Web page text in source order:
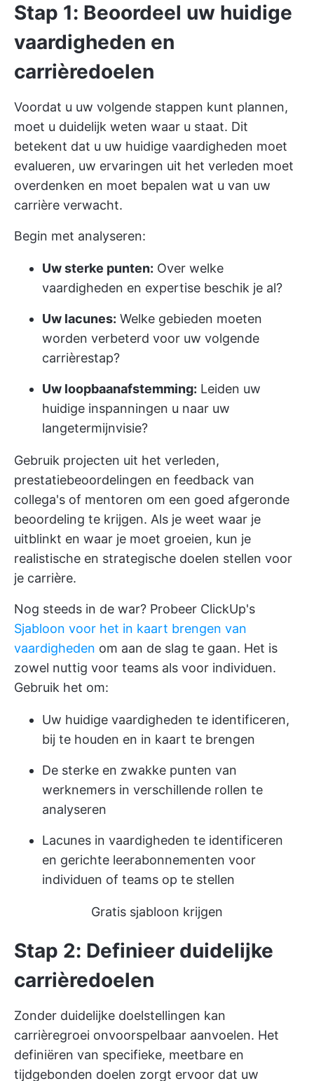
Stap 1: Beoordeel uw huidige
vaardigheden en
carrièredoelen
Voordat u uw volgende stappen kunt plannen,
moet u duidelijk weten waar u staat. Dit
betekent dat u uw huidige vaardigheden moet
evalueren, uw ervaringen uit het verleden moet
overdenken en moet bepalen wat u van uw
carrière verwacht.
Begin met analyseren:
Uw sterke punten: Over welke
vaardigheden en expertise beschik je al?
Uw lacunes: Welke gebieden moeten
worden verbeterd voor uw volgende
carrièrestap?
Uw loopbaanafstemming: Leiden uw
huidige inspanningen u naar uw
langetermijnvisie?
Gebruik projecten uit het verleden,
prestatiebeoordelingen en feedback van
collega's of mentoren om een goed afgeronde
beoordeling te krijgen. Als je weet waar je
uitblinkt en waar je moet groeien, kun je
realistische en strategische doelen stellen voor
je carrière.
Nog steeds in de war? Probeer ClickUp's
Sjabloon voor het in kaart brengen van
vaardigheden om aan de slag te gaan. Het is
zowel nuttig voor teams als voor individuen.
Gebruik het om:
Uw huidige vaardigheden te identificeren,
bij te houden en in kaart te brengen
De sterke en zwakke punten van
werknemers in verschillende rollen te
analyseren
Lacunes in vaardigheden te identificeren
en gerichte leerabonnementen voor
individuen of teams op te stellen
Gratis sjabloon krijgen
Stap 2: Definieer duidelijke
carrièredoelen
Zonder duidelijke doelstellingen kan
carrièregroei onvoorspelbaar aanvoelen. Het
definiëren van specifieke, meetbare en
tijdgebonden doelen zorgt ervoor dat uw